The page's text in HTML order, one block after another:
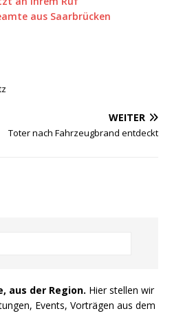
aus Saarbrücken
WEITER
Toter nach Fahrzeugbrand entdeckt
aus der Region. Hier stellen wir
Events, Vorträgen aus dem